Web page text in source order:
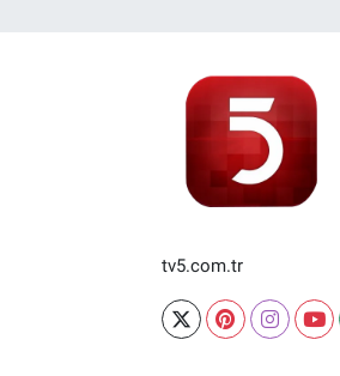
tv5.com.tr